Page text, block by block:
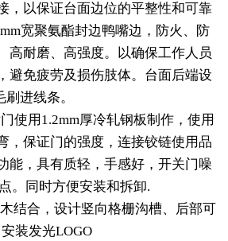
，以保证台面边位的平整性和可靠
宽聚氨酯封边鸭嘴边，防火、防
高耐磨、高强度。以确保工作人员
避免疲劳及损伤肢体。台面后端设
刷进线条。
使用1.2mm厚冷轧钢板制作，使用
，保证门的强度，连接铰链使用品
能，具有质轻，手感好，开关门噪
。同时方便安装和拆卸.
结合，设计竖向格栅沟槽、后部可
安装发光LOGO